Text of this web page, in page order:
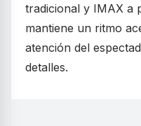
tradicional y IMAX a
mantiene un ritmo
atención del
detalles.